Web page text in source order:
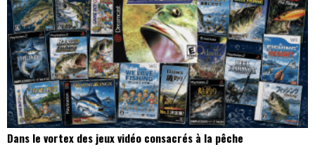
Dans le vortex des jeux vidéo consacrés à la pêche